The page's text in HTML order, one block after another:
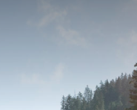
Activités